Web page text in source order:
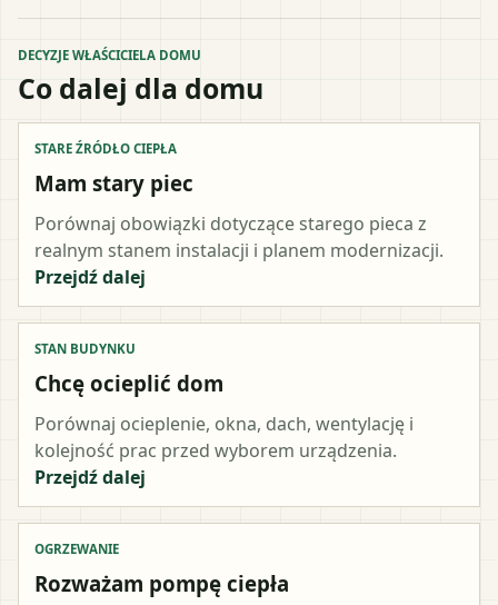
DECYZJE WŁAŚCICIELA DOMU
Co dalej dla domu
STARE ŹRÓDŁO CIEPŁA
Mam stary piec
Porównaj obowiązki dotyczące starego pieca z
realnym stanem instalacji i planem modernizacji.
Przejdź dalej
STAN BUDYNKU
Chcę ocieplić dom
Porównaj ocieplenie, okna, dach, wentylację i
kolejność prac przed wyborem urządzenia.
Przejdź dalej
OGRZEWANIE
Rozważam pompę ciepła